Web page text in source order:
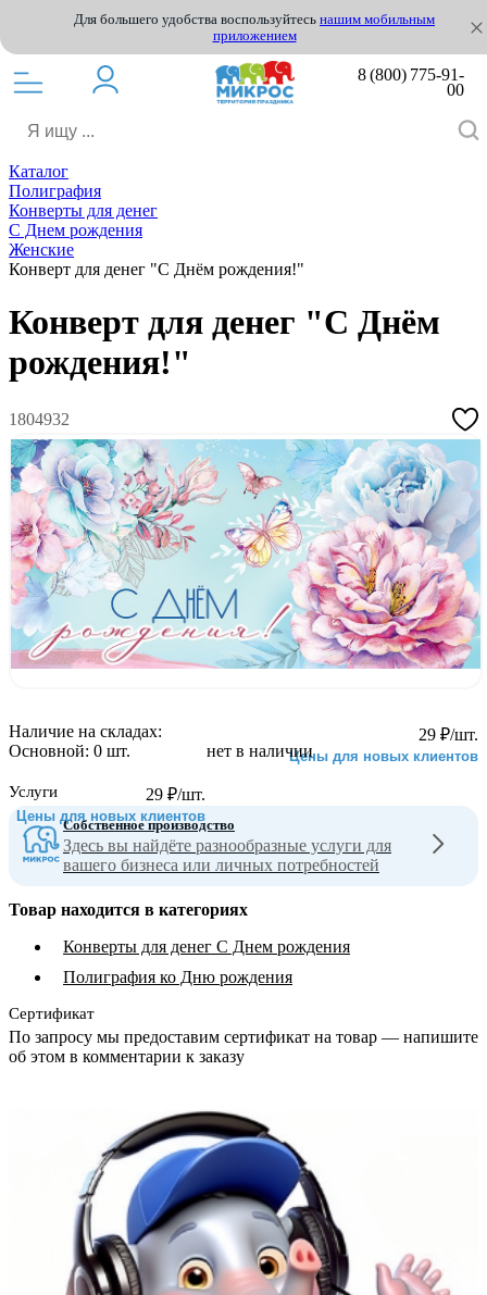
Для большего удобства воспользуйтесь нашим мобильным
приложением
8 (800) 775-91-
00
Каталог
Полиграфия
Конверты для денег
С Днем рождения
Женские
Конверт для денег "С Днём рождения!"
Конверт для денег "С Днём
рождения!"
1804932
29 ₽/шт.
Цены для новых клиентов
нет в наличии
29 ₽/шт.
Цены для новых клиентов
Наличие на складах:
Основной: 0 шт.
Услуги
Собственное производство
Здесь вы найдёте разнообразные услуги для
вашего бизнеса или личных потребностей
Товар находится в категориях
Конверты для денег С Днем рождения
Полиграфия ко Дню рождения
Сертификат
По запросу мы предоставим сертификат на товар — напишите
об этом в комментарии к заказу